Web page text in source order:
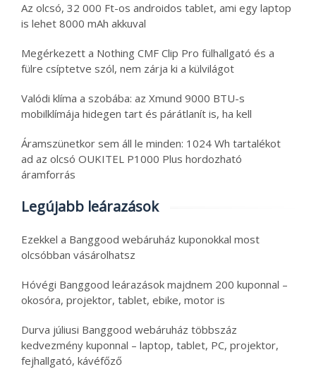
Az olcsó, 32 000 Ft-os androidos tablet, ami egy laptop
is lehet 8000 mAh akkuval
Megérkezett a Nothing CMF Clip Pro fülhallgató és a
fülre csíptetve szól, nem zárja ki a külvilágot
Valódi klíma a szobába: az Xmund 9000 BTU-s
mobilklímája hidegen tart és párátlanít is, ha kell
Áramszünetkor sem áll le minden: 1024 Wh tartalékot
ad az olcsó OUKITEL P1000 Plus hordozható
áramforrás
Legújabb leárazások
Ezekkel a Banggood webáruház kuponokkal most
olcsóbban vásárolhatsz
Hóvégi Banggood leárazások majdnem 200 kuponnal –
okosóra, projektor, tablet, ebike, motor is
Durva júliusi Banggood webáruház többszáz
kedvezmény kuponnal – laptop, tablet, PC, projektor,
fejhallgató, kávéfőző